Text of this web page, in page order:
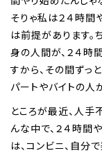
そりゃ私は２４時間
は前提があります
身の人間が、２４時
すから、その間ずっ
パートやバイトの人
ところが最近、人手
んな中で、２４時間
は、コンビニ、自分